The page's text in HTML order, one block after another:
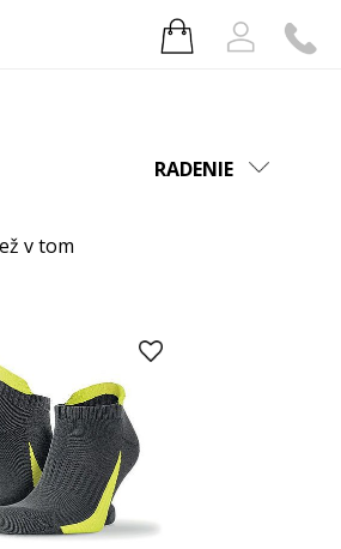
RADENIE
v tom